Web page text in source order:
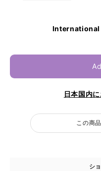
日本国内
この商
シ